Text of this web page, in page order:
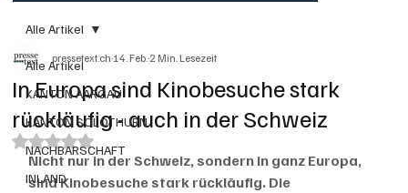
Alle Artikel
KANTON AARGAU
KANTON SOLOTHURN
NACHBARSCHAFT
INLAND
Alle Artikel
In Europa sind Kinobesuche stark
rückläufig - auch in der Schweiz
pressetext.ch14. Feb.2 Min. Lesezeit
Mit NaN von 5 Sternen bewertet.
Nicht nur in der Schweiz, sondern in ganz Europa,
sind Kinobesuche stark rückläufig. Die